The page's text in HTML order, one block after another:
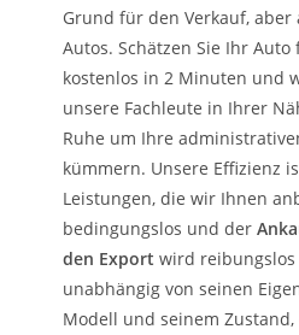
Grund für den Verkauf, aber
Autos. Schätzen Sie Ihr
kostenlos in 2 Minuten und
unsere Fachleute in Ihrer
Ruhe um Ihre
kümmern. Unsere Effizienz
Leistungen, die wir Ihnen
bedingungslos und der
den Export wird
unabhängig von seinen
Modell und seinem Zustand,